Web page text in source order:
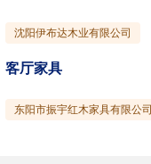
沈阳伊布达木业有限公司
客厅家具
东阳市振宇红木家具有限公司